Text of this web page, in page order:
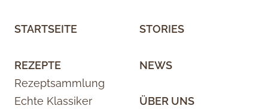
STARTSEITE
REZEPTE
Rezeptsammlung
Echte Klassiker
STORIES
NEWS
ÜBER UNS